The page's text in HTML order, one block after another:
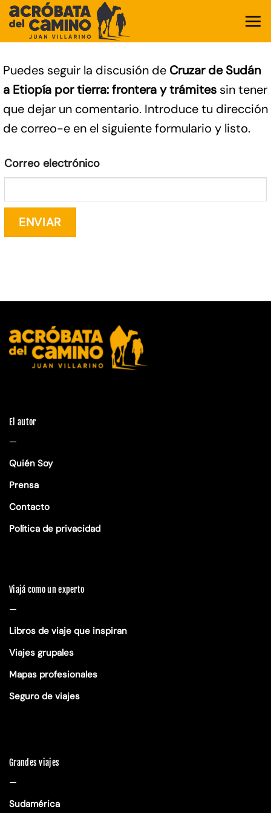
Saltar
contenido
Puedes seguir la discusión de Cruzar de Sudán
a Etiopía por tierra: frontera y trámites sin tener
que dejar un comentario. Introduce tu dirección
de correo-e en el siguiente formulario y listo.
Correo electrónico
El autor
—
Quién Soy
Prensa
Contacto
Política de privacidad
Viajá como un experto
—
Libros de viaje que inspiran
Viajes grupales
Mapas profesionales
Seguro de viajes
Grandes viajes
—
Sudamérica